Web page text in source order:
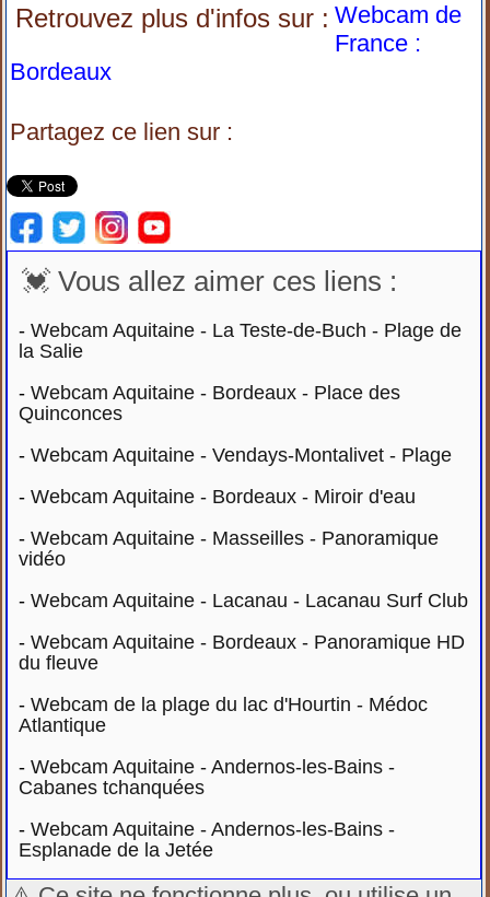
Retrouvez plus d'infos sur : Webcam de
France :
Bordeaux
Partagez ce lien sur :
💓 Vous allez aimer ces liens :
-Webcam Aquitaine - La Teste-de-Buch - Plage de
la Salie
-Webcam Aquitaine - Bordeaux - Place des
Quinconces
-Webcam Aquitaine - Vendays-Montalivet - Plage
-Webcam Aquitaine - Bordeaux - Miroir d'eau
-Webcam Aquitaine - Masseilles - Panoramique
vidéo
-Webcam Aquitaine - Lacanau - Lacanau Surf Club
-Webcam Aquitaine - Bordeaux - Panoramique HD
du fleuve
-Webcam de la plage du lac d'Hourtin - Médoc
Atlantique
-Webcam Aquitaine - Andernos-les-Bains -
Cabanes tchanquées
-Webcam Aquitaine - Andernos-les-Bains -
Esplanade de la Jetée